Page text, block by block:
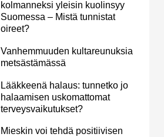
kolmanneksi yleisin kuolinsyy
Suomessa – Mistä tunnistat
oireet?
Vanhemmuuden kultareunuksia
metsästämässä
Lääkkeenä halaus: tunnetko jo
halaamisen uskomattomat
terveysvaikutukset?
Mieskin voi tehdä positiivisen